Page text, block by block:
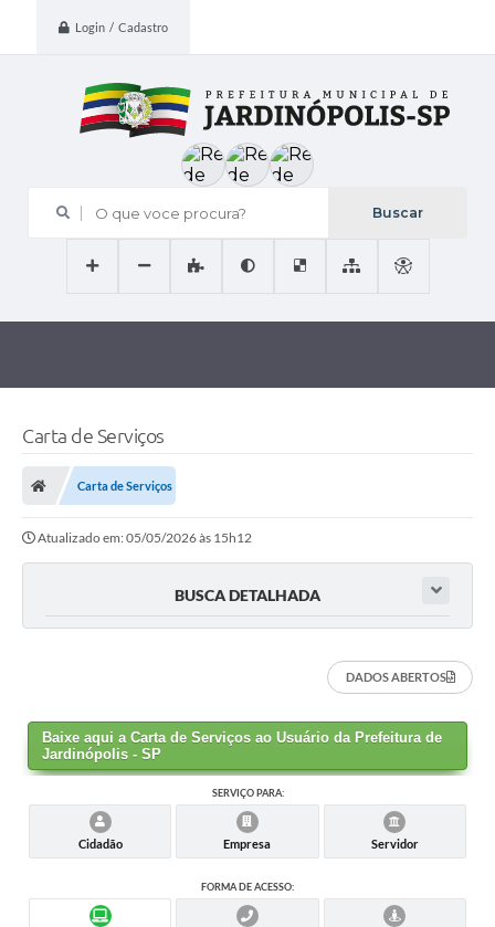
Login / Cadastro
O que voce procura?
Carta de Serviços
Carta de Serviços
Atualizado em: 05/05/2026 às 15h12
BUSCA DETALHADA
DADOS ABERTOS
Baixe aqui a Carta de Serviços ao Usuário da Prefeitura de
Jardinópolis - SP
SERVIÇO PARA:
Cidadão Empresa Servidor
FORMA DE ACESSO: